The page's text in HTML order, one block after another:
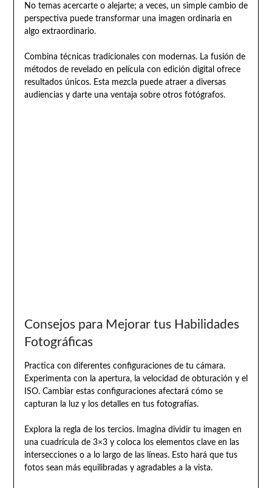
No temas acercarte o alejarte; a veces, un simple cambio de
perspectiva puede transformar una imagen ordinaria en
algo extraordinario.
Combina técnicas tradicionales con modernas. La fusión de
métodos de revelado en película con edición digital ofrece
resultados únicos. Esta mezcla puede atraer a diversas
audiencias y darte una ventaja sobre otros fotógrafos.
Consejos para Mejorar tus Habilidades
Fotográficas
Practica con diferentes configuraciones de tu cámara.
Experimenta con la apertura, la velocidad de obturación y el
ISO. Cambiar estas configuraciones afectará cómo se
capturan la luz y los detalles en tus fotografías.
Explora la regla de los tercios. Imagina dividir tu imagen en
una cuadrícula de 3×3 y coloca los elementos clave en las
intersecciones o a lo largo de las líneas. Esto hará que tus
fotos sean más equilibradas y agradables a la vista.